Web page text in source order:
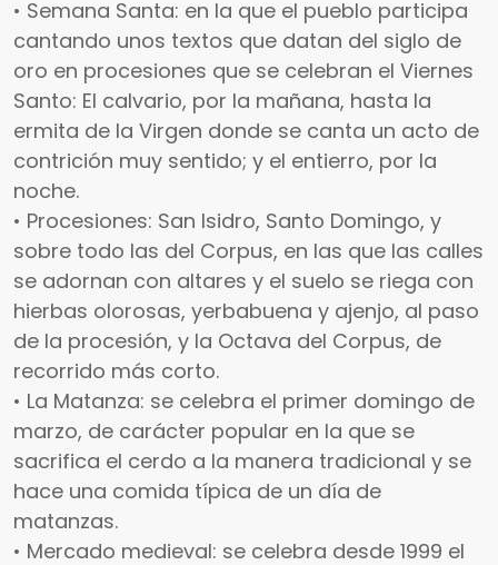
• Semana Santa: en la que el pueblo participa
cantando unos textos que datan del siglo de
oro en procesiones que se celebran el Viernes
Santo: El calvario, por la mañana, hasta la
ermita de la Virgen donde se canta un acto de
contrición muy sentido; y el entierro, por la
noche.
• Procesiones: San Isidro, Santo Domingo, y
sobre todo las del Corpus, en las que las calles
se adornan con altares y el suelo se riega con
hierbas olorosas, yerbabuena y ajenjo, al paso
de la procesión, y la Octava del Corpus, de
recorrido más corto.
• La Matanza: se celebra el primer domingo de
marzo, de carácter popular en la que se
sacrifica el cerdo a la manera tradicional y se
hace una comida típica de un día de
matanzas.
• Mercado medieval: se celebra desde 1999 el